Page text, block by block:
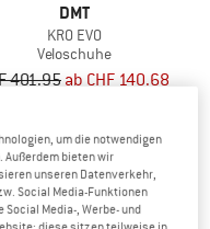
DMT
KR0 EVO
Veloschuhe
401.95ab CHF 140.68
um die notwendigen
Außerdem bieten wir
unseren Datenverkehr,
Social Media-Funktionen
Media-, Werbe- und